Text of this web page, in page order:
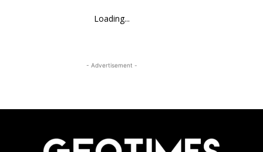
Loading...
- Advertisement -